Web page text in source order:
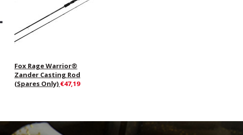
Fox Rage Warrior®
Zander Casting Rod
(Spares Only) €47,19